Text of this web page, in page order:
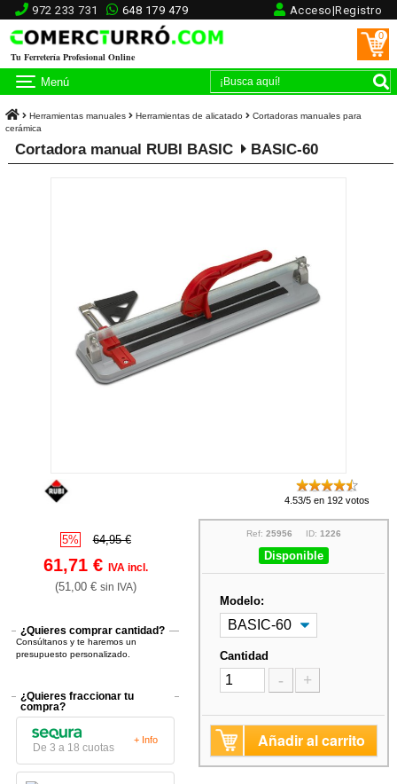
972 233 731 648 179 479 Acceso|Registro
Tu Ferretería Profesional Online
0
Menú
Herramientas manuales Herramientas de alicatado
Cortadoras manuales para
cerámica
Cortadora manual RUBI BASIC BASIC-60
4.53/5 en 192 votos
5% 64,95 €
61,71 € IVA incl.
(51,00 € sin IVA)
¿Quieres comprar cantidad?
Consúltanos y te haremos un
presupuesto personalizado.
¿Quieres fraccionar tu
compra?
De 3 a 18 cuotas
+ Info
Ref: 25956 ID: 1226
Disponible
Modelo:
Cantidad
- +
Añadir al carrito